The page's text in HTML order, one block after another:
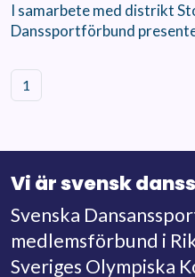
I samarbete med distrikt
Danssportförbund
1
Vi är svensk
Svenska
medlemsförbund i
Sveriges Olympiska